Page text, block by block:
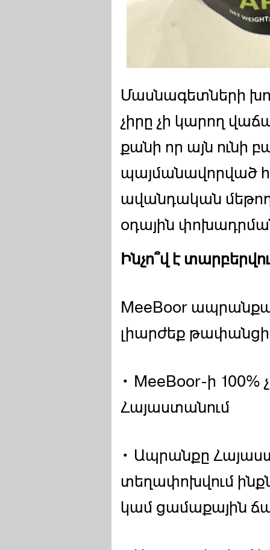
Մասնագետների
չիրը չի կարող
քանի որ այն ունի
պայմանավորված
ավանդական
օդային
Ինչո՞վ է
MeeBoor
լիարժեք
• MeeBoor-ի
Հայաստանում
• Ապրանքը
տեղափոխվում
կամ ցամաքային